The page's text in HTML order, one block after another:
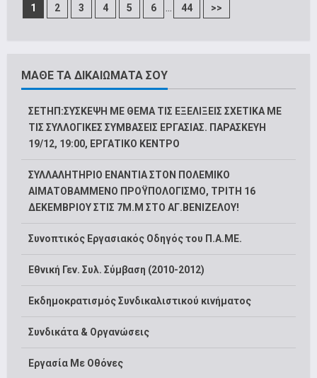
1 2 3 4 5 6 ... 44 >>
ΜΑΘΕ ΤΑ ΔΙΚΑΙΩΜΑΤΑ ΣΟΥ
ΣΕΤΗΠ:ΣΥΣΚΕΨΗ ΜΕ ΘΕΜΑ ΤΙΣ ΕΞΕΛΙΞΕΙΣ ΣΧΕΤΙΚΑ ΜΕ
ΤΙΣ ΣΥΛΛΟΓΙΚΕΣ ΣΥΜΒΑΣΕΙΣ ΕΡΓΑΣΙΑΣ. ΠΑΡΑΣΚΕΥΗ
19/12, 19:00, ΕΡΓΑΤΙΚΟ ΚΕΝΤΡΟ
ΣΥΛΛΑΛΗΤΗΡΙΟ ΕΝΑΝΤΙΑ ΣΤΟΝ ΠΟΛΕΜΙΚΟ
ΑΙΜΑΤΟΒΑΜΜΕΝΟ ΠΡΟΫΠΟΛΟΓΙΣΜΟ, ΤΡΙΤΗ 16
ΔΕΚΕΜΒΡΙΟΥ ΣΤΙΣ 7Μ.Μ ΣΤΟ ΑΓ.ΒΕΝΙΖΕΛΟΥ!
Συνοπτικός Εργασιακός Οδηγός του Π.Α.ΜΕ.
Εθνική Γεν. Συλ. Σύμβαση (2010-2012)
Εκδημοκρατισμός Συνδικαλιστικού κινήματος
Συνδικάτα & Οργανώσεις
Εργασία Με Οθόνες